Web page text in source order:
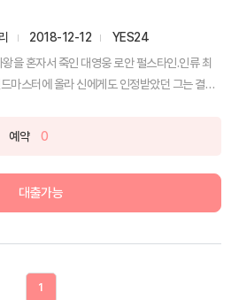
2018-12-12
YES24
을 혼자서 죽인 대영웅 로안 펄스타인.인류 최
마스터에 올라 신에게도 인정받았던 그는 결국
예약 0
대출가능
1